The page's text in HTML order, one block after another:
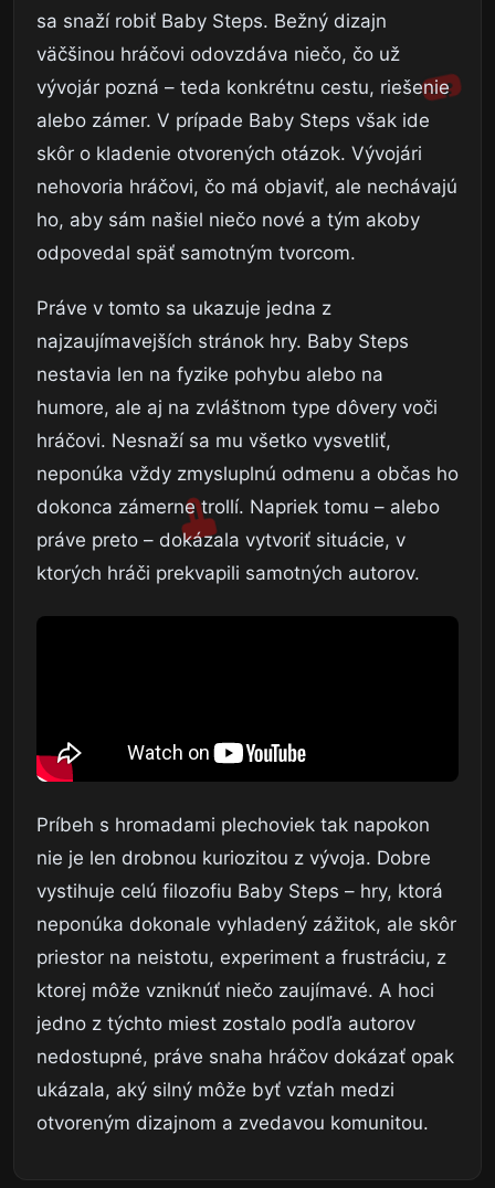
sa snaží robiť Baby Steps. Bežný dizajn
väčšinou hráčovi odovzdáva niečo, čo už
vývojár pozná – teda konkrétnu cestu, riešenie
alebo zámer. V prípade Baby Steps však ide
skôr o kladenie otvorených otázok. Vývojári
nehovoria hráčovi, čo má objaviť, ale nechávajú
ho, aby sám našiel niečo nové a tým akoby
odpovedal späť samotným tvorcom.
Práve v tomto sa ukazuje jedna z
najzaujímavejších stránok hry. Baby Steps
nestavia len na fyzike pohybu alebo na
humore, ale aj na zvláštnom type dôvery voči
hráčovi. Nesnaží sa mu všetko vysvetliť,
neponúka vždy zmysluplnú odmenu a občas ho
dokonca zámerne trollí. Napriek tomu – alebo
práve preto – dokázala vytvoriť situácie, v
ktorých hráči prekvapili samotných autorov.
Príbeh s hromadami plechoviek tak napokon
nie je len drobnou kuriozitou z vývoja. Dobre
vystihuje celú filozofiu Baby Steps – hry, ktorá
neponúka dokonale vyhladený zážitok, ale skôr
priestor na neistotu, experiment a frustráciu, z
ktorej môže vzniknúť niečo zaujímavé. A hoci
jedno z týchto miest zostalo podľa autorov
nedostupné, práve snaha hráčov dokázať opak
ukázala, aký silný môže byť vzťah medzi
otvoreným dizajnom a zvedavou komunitou.